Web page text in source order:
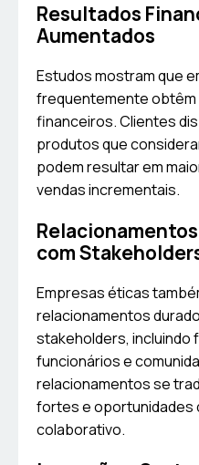
Resultados
Aumentados
Estudos mostram que
frequentemente
financeiros. Clientes
produtos que
podem resultar em
vendas incrementais.
com
Empresas éticas
relacionamentos
stakeholders, incluindo
funcionários e
relacionamentos se
fortes e oportunidades
colaborativo.